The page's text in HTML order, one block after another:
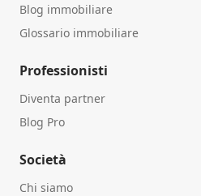
Blog immobiliare
Glossario immobiliare
Professionisti
Diventa partner
Blog Pro
Società
Chi siamo